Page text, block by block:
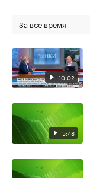
За все время
10:02
5:48